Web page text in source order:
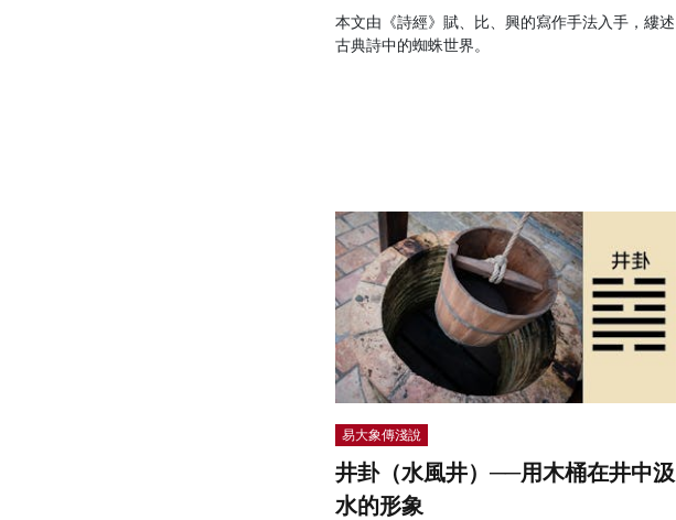
本文由《詩經》賦、比、興的寫作手法入手，縷述
古典詩中的蜘蛛世界。
易大象傳淺說
井卦（水風井）──用木桶在井中汲
水的形象